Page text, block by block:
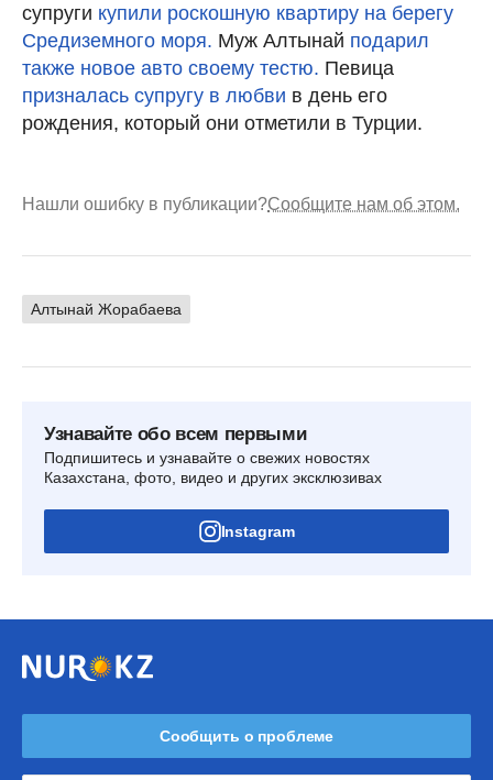
супруги купили роскошную квартиру на берегу
Средиземного моря. Муж Алтынай подарил
также новое авто своему тестю. Певица
призналась супругу в любви в день его
рождения, который они отметили в Турции.
Нашли ошибку в публикации?Сообщите нам об этом.
Алтынай Жорабаева
Узнавайте обо всем первыми
Подпишитесь и узнавайте о свежих новостях
Казахстана, фото, видео и других эксклюзивах
Instagram
Сообщить о проблеме